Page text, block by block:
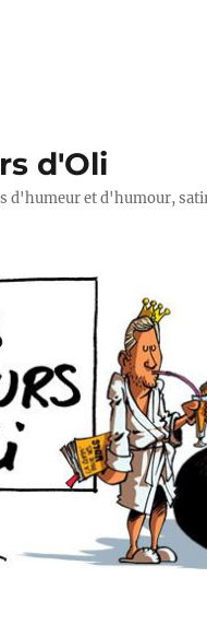
d'Oli
d'humeur et d'humour,